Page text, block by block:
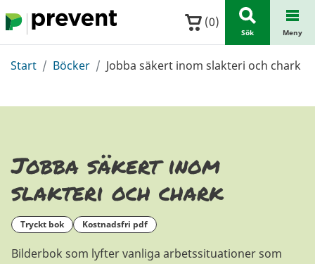
Hoppa till huvudinnehållet (0)
Sök Meny
Start Böcker Jobba säkert inom slakteri och chark
Jobba säkert inom
slakteri och chark
tryckt bok kostnadsfri pdf
Bilderbok som lyfter vanliga arbetssituationer som